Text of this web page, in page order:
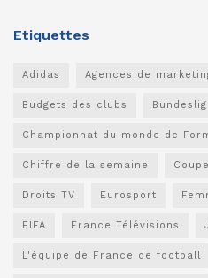
Etiquettes
Adidas Agences de
Budgets des clubs
Championnat du monde de
Chiffre de la semaine
Droits TV Eurosport
FIFA France Télévisions
L'équipe de France de football